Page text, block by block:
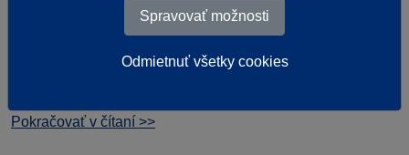
rastúcej kvalite tepelnej izolácie “obálky” domu (fasády,
strecha), narastá význam odstránenia pokiaľ možno
všetkých tepelných mostov. Jedným z najvýznamnejších
tepelných mostov je spojenie nosných stien so základmi
Pokračovať v čítaní >>
Spravovať možnosti
Odmietnuť všetky cookies